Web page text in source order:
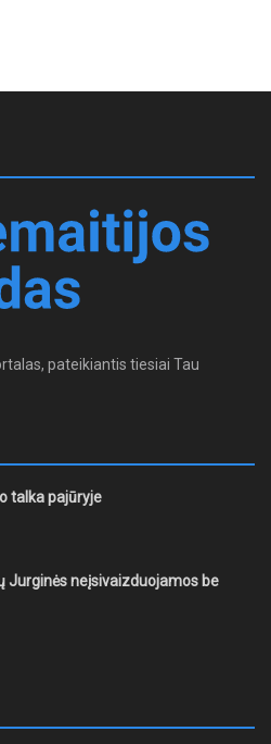
pateikiantis tiesiai Tau
talka pajūryje
Jurginės neįsivaizduojamos be